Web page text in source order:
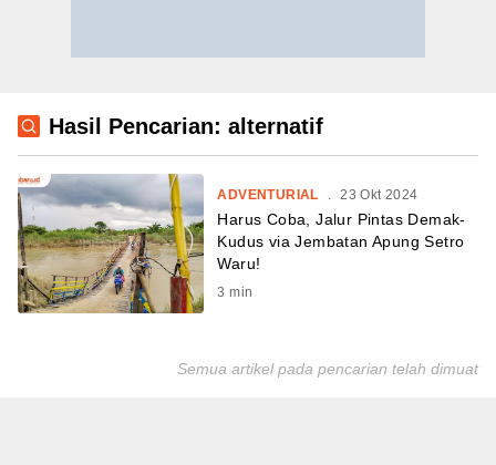
Hasil Pencarian: alternatif
ADVENTURIAL . 23 Okt 2024
Harus Coba, Jalur Pintas Demak-
Kudus via Jembatan Apung Setro
Waru!
3 min
Semua artikel pada pencarian telah dimuat